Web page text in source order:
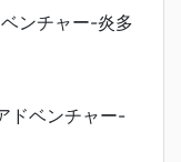
ンチャー-炎多
ドベンチャー-